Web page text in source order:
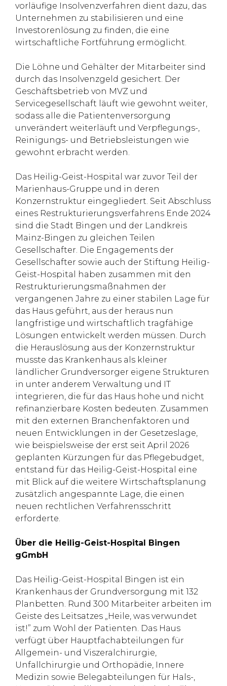
vorläufige Insolvenzverfahren dient dazu, das
Unternehmen zu stabilisieren und eine
Investorenlösung zu finden, die eine
wirtschaftliche Fortführung ermöglicht.
Die Löhne und Gehälter der Mitarbeiter sind
durch das Insolvenzgeld gesichert. Der
Geschäftsbetrieb von MVZ und
Servicegesellschaft läuft wie gewohnt weiter,
sodass alle die Patientenversorgung
unverändert weiterläuft und Verpflegungs-,
Reinigungs- und Betriebsleistungen wie
gewohnt erbracht werden.
Das Heilig-Geist-Hospital war zuvor Teil der
Marienhaus-Gruppe und in deren
Konzernstruktur eingegliedert. Seit Abschluss
eines Restrukturierungsverfahrens Ende 2024
sind die Stadt Bingen und der Landkreis
Mainz-Bingen zu gleichen Teilen
Gesellschafter. Die Engagements der
Gesellschafter sowie auch der Stiftung Heilig-
Geist-Hospital haben zusammen mit den
Restrukturierungsmaßnahmen der
vergangenen Jahre zu einer stabilen Lage für
das Haus geführt, aus der heraus nun
langfristige und wirtschaftlich tragfähige
Lösungen entwickelt werden müssen. Durch
die Herauslösung aus der Konzernstruktur
musste das Krankenhaus als kleiner
ländlicher Grundversorger eigene Strukturen
in unter anderem Verwaltung und IT
integrieren, die für das Haus hohe und nicht
refinanzierbare Kosten bedeuten. Zusammen
mit den externen Branchenfaktoren und
neuen Entwicklungen in der Gesetzeslage,
wie beispielsweise der erst seit April 2026
geplanten Kürzungen für das Pflegebudget,
entstand für das Heilig-Geist-Hospital eine
mit Blick auf die weitere Wirtschaftsplanung
zusätzlich angespannte Lage, die einen
neuen rechtlichen Verfahrensschritt
erforderte.
Über die Heilig-Geist-Hospital Bingen
gGmbH
Das Heilig-Geist-Hospital Bingen ist ein
Krankenhaus der Grundversorgung mit 132
Planbetten. Rund 300 Mitarbeiter arbeiten im
Geiste des Leitsatzes „Heile, was verwundet
ist!” zum Wohl der Patienten. Das Haus
verfügt über Hauptfachabteilungen für
Allgemein- und Viszeralchirurgie,
Unfallchirurgie und Orthopädie, Innere
Medizin sowie Belegabteilungen für Hals-,